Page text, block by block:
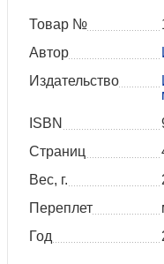
Товар №
Автор
Издательство
ISBN
Страниц
Вес, г.
Переплет
Год